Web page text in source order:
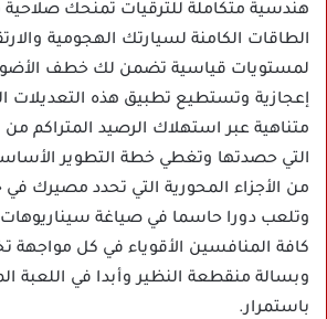
هندسية متكاملة للترقيات تمنحك
الطاقات الكامنة لسيارتك الهجومية
لمستويات قياسية تضمن لك خطف
إعجازية وتستطيع تطبيق هذه التعديلات
متناهية عبر استهلاك الرصيد المتراكم من
التي حصدتها وتغطي خطة التطوير
من الأجزاء المحورية التي تحدد مصيرك في
وتلعب دورا حاسما في صياغة
كافة المنافسين الأقوياء في كل
وبسالة منقطعة النظير وأبدا في اللعبة
باستمرار.